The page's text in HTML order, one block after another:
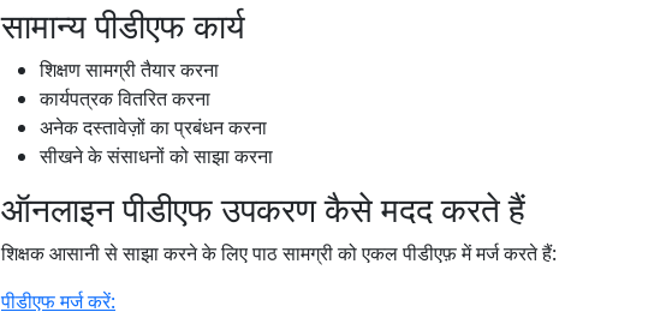
सामान्य पीडीएफ कार्य
शिक्षण सामग्री तैयार करना
कार्यपत्रक वितरित करना
अनेक दस्तावेज़ों का प्रबंधन करना
सीखने के संसाधनों को साझा करना
ऑनलाइन पीडीएफ उपकरण कैसे मदद करते हैं
शिक्षक आसानी से साझा करने के लिए पाठ सामग्री को एकल पीडीएफ़ में मर्ज करते हैं:
पीडीएफ मर्ज करें: